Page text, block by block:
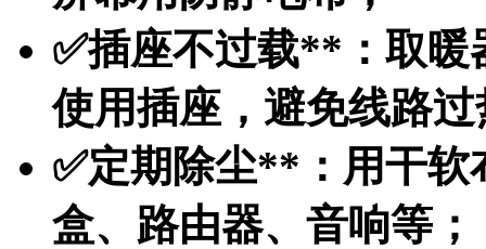
✅插座不过载**：取暖
使用插座，避免线路过
✅定期除尘**：用干软
盒、路由器、音响等；